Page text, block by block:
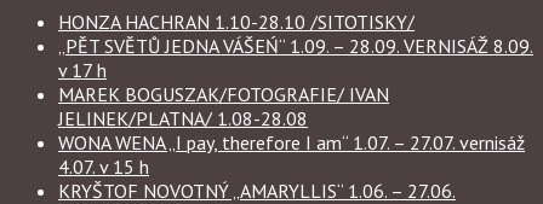
HONZA HACHRAN 1.10-28.10 /SITOTISKY/
„PĚT SVĚTŮ JEDNA VÁŠEŃ“ 1.09. – 28.09. VERNISÁŽ 8.09.
v 17 h
MAREK BOGUSZAK/FOTOGRAFIE/ IVAN
JELINEK/PLATNA/ 1.08-28.08
WONA WENA „I pay, therefore I am“ 1.07. – 27.07. vernisáž
4.07. v 15 h
KRYŠTOF NOVOTNÝ „AMARYLLIS“ 1.06. – 27.06.